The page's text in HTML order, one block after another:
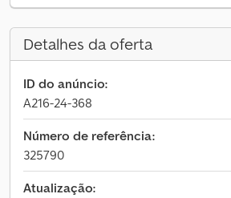
Detalhes da oferta
ID do anúncio:
A216-24-368
Número de referência:
325790
Atualização: